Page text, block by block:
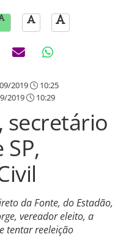
2019 10:25
2019 10:29
secretário
da Fonte, do Estadão,
vereador eleito, a
tentar reeleição